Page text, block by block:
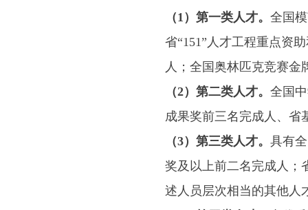
（1）第一类人才。 全国
省“151”人才工程重点资
人；全国奥林匹克竞赛
（2）第二类人才。 全国
成果奖前三名完成人、省
（3）第三类人才。 具有
奖及以上前二名完成人；
述人员层次相当的其他人